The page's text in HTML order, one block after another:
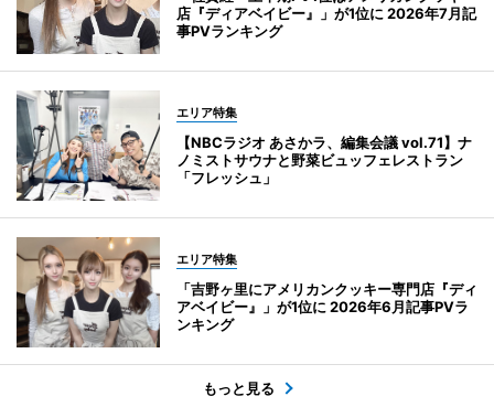
店『ディアベイビー』」が1位に 2026年7月記
事PVランキング
エリア特集
【NBCラジオ あさかラ、編集会議 vol.71】ナ
ノミストサウナと野菜ビュッフェレストラン
「フレッシュ」
エリア特集
「吉野ヶ里にアメリカンクッキー専門店『ディ
アベイビー』」が1位に 2026年6月記事PVラ
ンキング
もっと見る